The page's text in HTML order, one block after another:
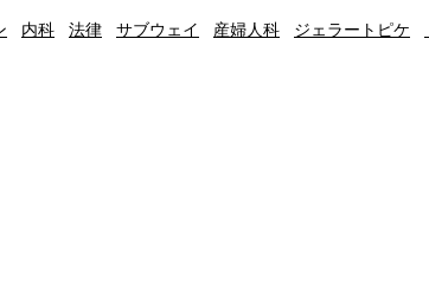
内科 法律 サブウェイ 産婦人科 ジェラートピケ